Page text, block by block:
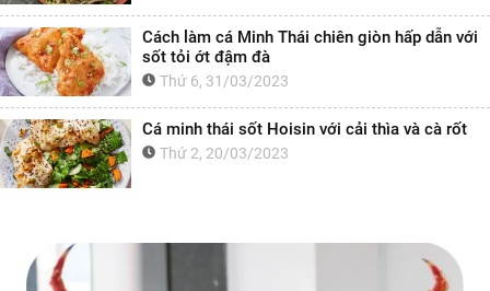
Cách làm cá Minh Thái chiên giòn hấp dẫn với
sốt tỏi ớt đậm đà
Thứ 6, 31/03/2023
Cá minh thái sốt Hoisin với cải thìa và cà rốt
Thứ 2, 20/03/2023